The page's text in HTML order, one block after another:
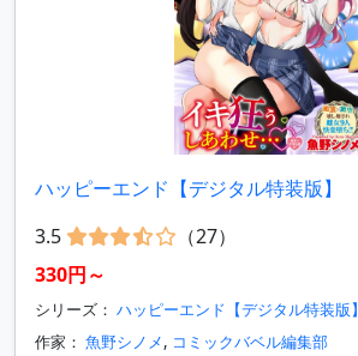
ハッピーエンド【デジタル特装版】
3.5
（27）
330円～
シリーズ： ハッピーエンド【デジタル特装版】
作家： 魚野シノメ, コミックバベル編集部